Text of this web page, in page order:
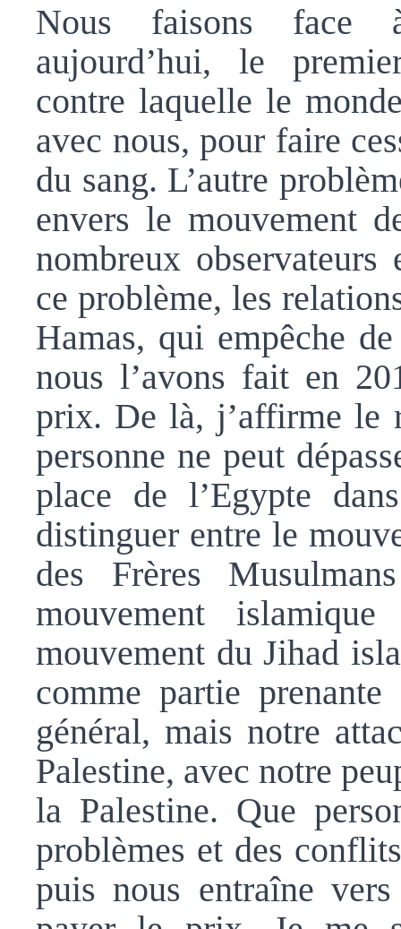
Nous faisons face
aujourd’hui, le
contre laquelle le
avec nous, pour faire
du sang. L’autre
envers le mouvement
nombreux observateurs
ce problème, les
Hamas, qui empêche
nous l’avons fait en
prix. De là, j’affirme le
personne ne peut
place de l’Egypte
distinguer entre le
des Frères
mouvement
mouvement du Jihad
comme partie
général, mais notre
Palestine, avec notre
la Palestine. Que
problèmes et des
puis nous entraîne